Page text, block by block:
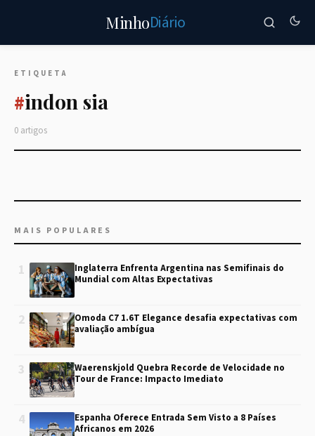
MinhoDiário
ETIQUETA
#indon sia
0 artigos
MAIS POPULARES
1
Inglaterra Enfrenta Argentina nas Semifinais do
Mundial com Altas Expectativas
2
Omoda C7 1.6T Elegance desafia expectativas com
avaliação ambígua
3
Waerenskjold Quebra Recorde de Velocidade no
Tour de France: Impacto Imediato
4
Espanha Oferece Entrada Sem Visto a 8 Países
Africanos em 2026